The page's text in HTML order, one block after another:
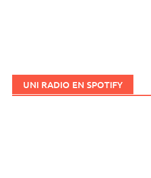
UNI RADIO EN SPOTIFY